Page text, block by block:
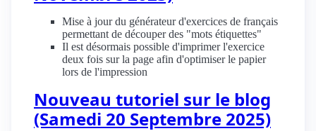
Mise à jour du générateur d'exercices de français
permettant de découper des "mots étiquettes"
Il est désormais possible d'imprimer l'exercice
deux fois sur la page afin d'optimiser le papier
lors de l'impression
Nouveau tutoriel sur le blog
(Samedi 20 Septembre 2025)